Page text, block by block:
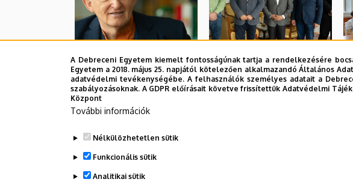
A Debreceni Egyetem kiemelt fontosságúnak tartja a rendelkezésére
Egyetem a 2018. május 25. napjától kötelezően alkalmazandó Általános
adatvédelmi tevékenységébe. A felhasználók személyes adatait a
szabályozásoknak. A GDPR előírásait követve frissítettük Adatvédelmi
Központ
További információk
Nélkülözhetetlen sütik
Funkcionális sütik
Analitikai sütik